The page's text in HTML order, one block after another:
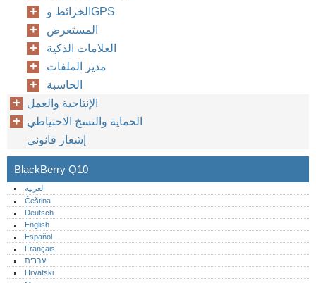
الخرائط وGPS
المستعرض
العلامات الذكية
مدير الملفات
الحاسبة
الإنتاجية والعمل
الحماية والنسخ الاحتياطي
إشعار قانوني
BlackBerry Q10
العربية
Čeština
Deutsch
English
Español
Français
עברית
Hrvatski